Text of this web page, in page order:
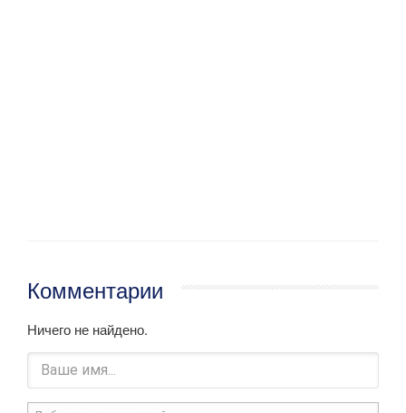
Комментарии
Ничего не найдено.